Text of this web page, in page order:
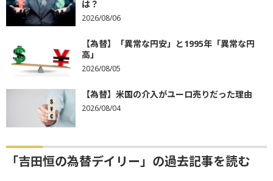
は？
2026/08/06
【為替】「異常な円安」と1995年「異常な円
高」
2026/08/05
【為替】米国の介入がユーロ売りだった理由
2026/08/04
「吉田恒の為替デイリー」の過去記事を読む